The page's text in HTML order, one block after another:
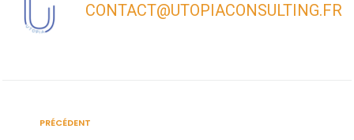
CONTACT@UTOPIACONSULTING.FR
PRÉCÉDENT